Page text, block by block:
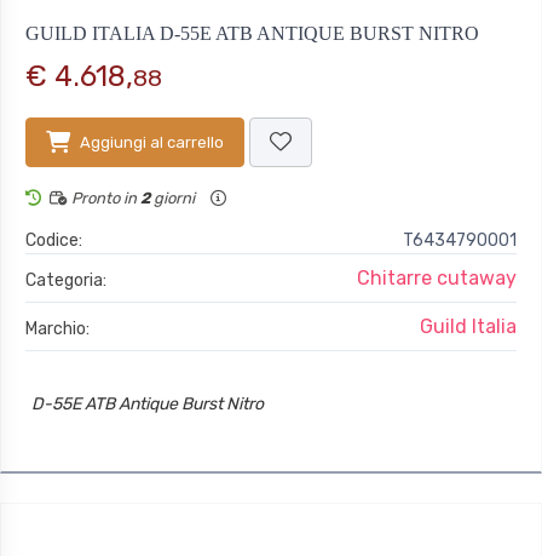
GUILD ITALIA D-55E ATB ANTIQUE BURST NITRO
€ 4.618,88
Aggiungi al carrello
Pronto in 2giorni
Codice:
T6434790001
Categoria:
Chitarre cutaway
Marchio: Guild Italia
D-55E ATB Antique Burst Nitro